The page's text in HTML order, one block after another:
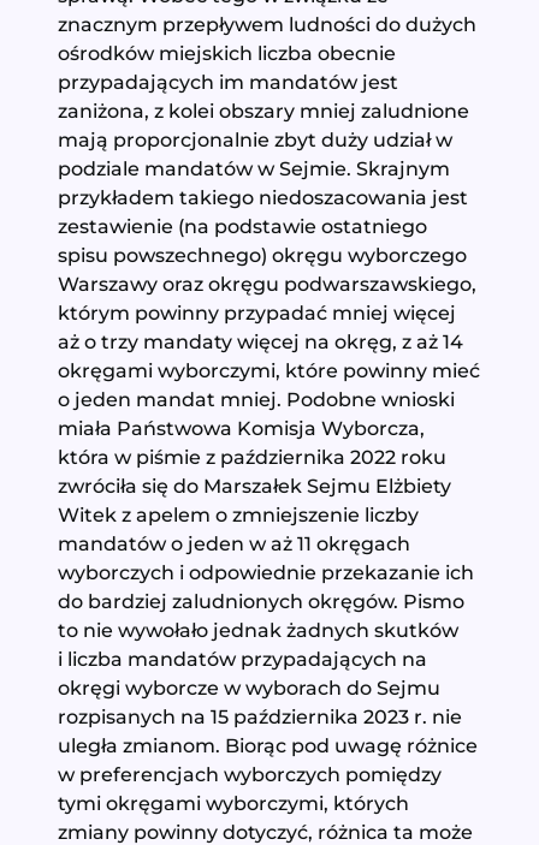
znacznym przepływem ludności do dużych
ośrodków miejskich liczba obecnie
przypadających im mandatów jest
zaniżona, z kolei obszary mniej zaludnione
mają proporcjonalnie zbyt duży udział w
podziale mandatów w Sejmie. Skrajnym
przykładem takiego niedoszacowania jest
zestawienie (na podstawie ostatniego
spisu powszechnego) okręgu wyborczego
Warszawy oraz okręgu podwarszawskiego,
którym powinny przypadać mniej więcej
aż o trzy mandaty więcej na okręg, z aż 14
okręgami wyborczymi, które powinny mieć
o jeden mandat mniej. Podobne wnioski
miała Państwowa Komisja Wyborcza,
która w piśmie z października 2022 roku
zwróciła się do Marszałek Sejmu Elżbiety
Witek z apelem o zmniejszenie liczby
mandatów o jeden w aż 11 okręgach
wyborczych i odpowiednie przekazanie ich
do bardziej zaludnionych okręgów. Pismo
to nie wywołało jednak żadnych skutków
i liczba mandatów przypadających na
okręgi wyborcze w wyborach do Sejmu
rozpisanych na 15 października 2023 r. nie
uległa zmianom. Biorąc pod uwagę różnice
w preferencjach wyborczych pomiędzy
tymi okręgami wyborczymi, których
zmiany powinny dotyczyć, różnica ta może